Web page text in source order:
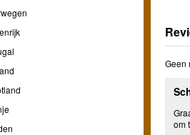
Geen
om